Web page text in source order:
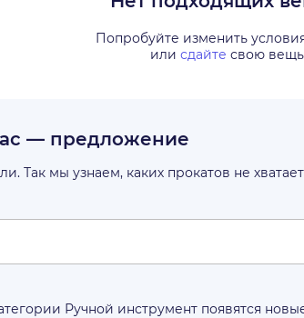
Попробуйте изменить
или сдайте свою вещь
— предложение
Так мы узнаем, каких прокатов не хватает
Ручной инструмент появятся